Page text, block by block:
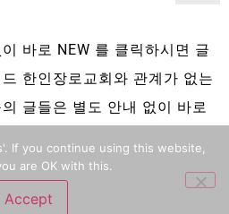
바로 NEW 를 클릭하시면 글
한인장로교회와 관계가 없는
글들은 별도 안내 없이 바로
If you continue using this website,
are OK with this.
Accept